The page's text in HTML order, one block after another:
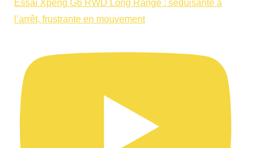
Essai Xpeng G6 RWD Long Range : séduisante à
l’arrêt, frustrante en mouvement